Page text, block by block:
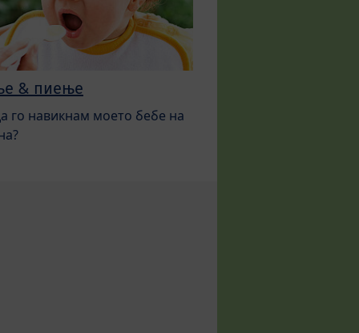
& пиење
го навикнам моето бебе на